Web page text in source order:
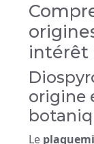
intérêt
origine
Le